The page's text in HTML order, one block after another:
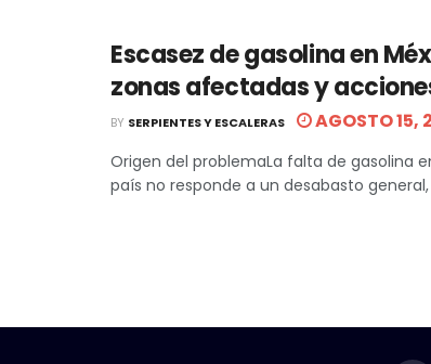
Escasez de gasolina en
zonas afectadas y
BY SERPIENTES Y ESCALERAS AGOSTO 15,
Origen del problemaLa falta de gasolina
país no responde a un desabasto general,